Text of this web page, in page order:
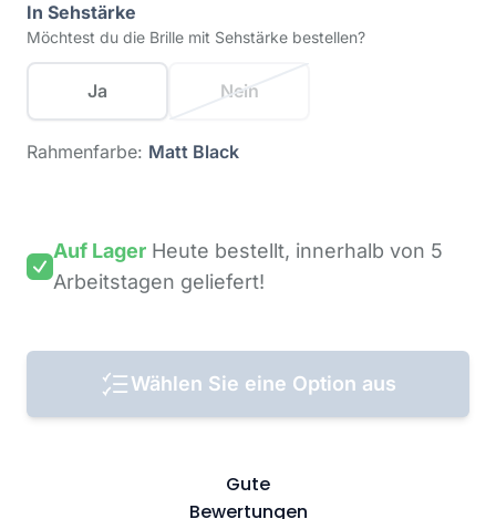
In Sehstärke
Möchtest du die Brille mit Sehstärke bestellen?
Ja Nein
Rahmenfarbe: Matt Black
Auf Lager Heute bestellt, innerhalb von 5
Arbeitstagen geliefert!
Wählen Sie eine Option aus
Gute
Bewertungen